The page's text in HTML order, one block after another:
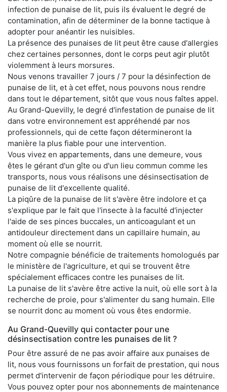
infection de punaise de lit, puis ils évaluent le degré de
contamination, afin de déterminer de la bonne tactique à
adopter pour anéantir les nuisibles.
La présence des punaises de lit peut être cause d'allergies
chez certaines personnes, dont le corps peut agir plutôt
violemment à leurs morsures.
Nous venons travailler 7 jours / 7 pour la désinfection de
punaise de lit, et à cet effet, nous pouvons nous rendre
dans tout le département, sitôt que vous nous faîtes appel.
Au Grand-Quevilly, le degré d'infestation de punaise de lit
dans votre environnement est appréhendé par nos
professionnels, qui de cette façon détermineront la
manière la plus fiable pour une intervention.
Vous vivez en appartements, dans une demeure, vous
êtes le gérant d'un gîte ou d'un lieu commun comme les
transports, nous vous réalisons une désinsectisation de
punaise de lit d'excellente qualité.
La piqûre de la punaise de lit s'avère être indolore et ça
s'explique par le fait que l'insecte à la faculté d'injecter
l'aide de ses pinces buccales, un anticoagulant et un
antidouleur directement dans un capillaire humain, au
moment où elle se nourrit.
Notre compagnie bénéficie de traitements homologués par
le ministère de l'agriculture, et qui se trouvent être
spécialement efficaces contre les punaises de lit.
La punaise de lit s'avère être active la nuit, où elle sort à la
recherche de proie, pour s'alimenter du sang humain. Elle
se nourrit donc au moment où vous êtes endormie.
Au Grand-Quevilly qui contacter pour une
désinsectisation contre les punaises de lit ?
Pour être assuré de ne pas avoir affaire aux punaises de
lit, nous vous fournissons un forfait de prestation, qui nous
permet d'intervenir de façon périodique pour les détruire.
Vous pouvez opter pour nos abonnements de maintenance